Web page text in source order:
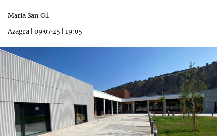
María San Gil
Azagra
09·07·25 19:05